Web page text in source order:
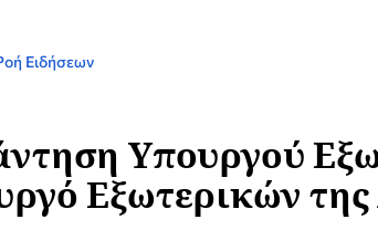
Ειδήσεων
Υπουργού
Εξωτερικών